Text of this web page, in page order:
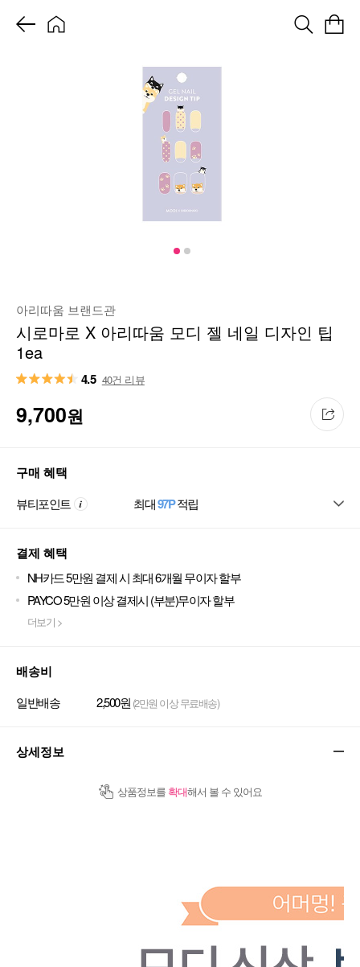
아리따움 브랜드관
시로마로 X 아리따움 모디 젤 네일 디자인 팁
1ea
4.5 40건 리뷰
9,700원
구매 혜택
뷰티포인트 최대97P적립
결제 혜택
NH카드 5만원 결제 시 최대 6개월 무이자 할부
PAYCO 5만원 이상 결제시 (부분)무이자 할부
더보기 >
배송비
일반배송 2,500원 (2만원 이상 무료배송)
상세정보
상품정보를 확대해서 볼 수 있어요